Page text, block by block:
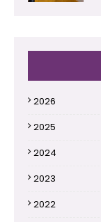
2026
2025
2024
2023
2022